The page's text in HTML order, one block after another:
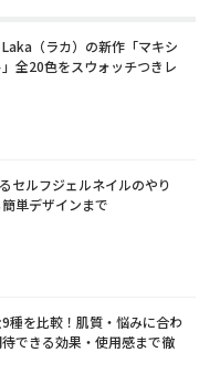
Laka（ラカ）の新作「マキシ
全20色をスウォッチつきレ
セルフジェルネイルのやり
単デザインまで
9種を比較！肌質・悩みに合わ
できる効果・使用感まで徹